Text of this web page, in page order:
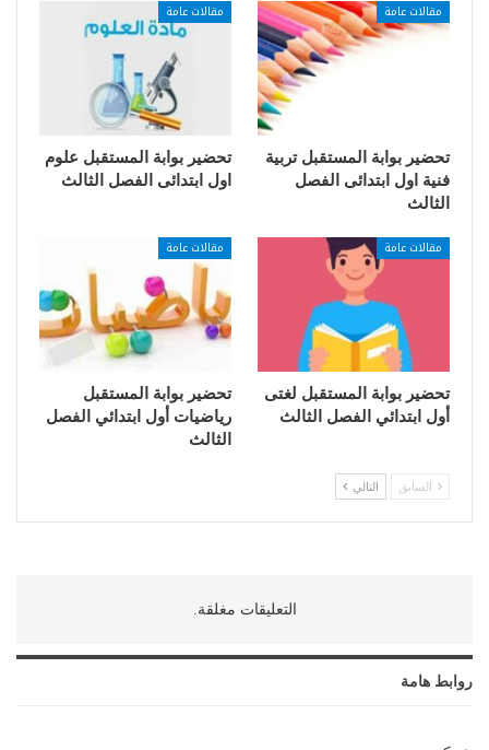
مقالات عامة
تحضير بوابة المستقبل تربية
فنية اول ابتدائى الفصل
الثالث
مقالات عامة
تحضير بوابة المستقبل علوم
اول ابتدائى الفصل الثالث
مقالات عامة
تحضير بوابة المستقبل لغتى
أول ابتدائي الفصل الثالث
مقالات عامة
تحضير بوابة المستقبل
رياضيات أول ابتدائي الفصل
الثالث
السابق التالي
التعليقات مغلقة.
روابط هامة